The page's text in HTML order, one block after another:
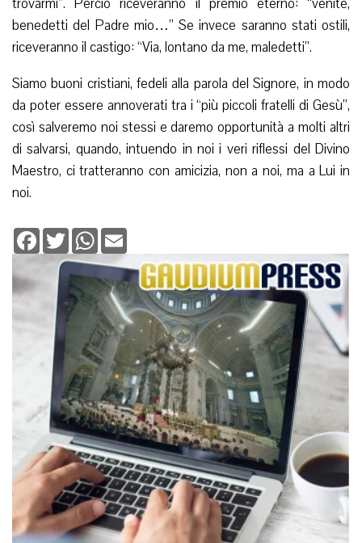
trovarmi”. Perciò riceveranno il premio eterno: “venite,
benedetti del Padre mio…” Se invece saranno stati ostili,
riceveranno il castigo: “Via, lontano da me, maledetti”.
Siamo buoni cristiani, fedeli alla parola del Signore, in modo
da poter essere annoverati tra i “più piccoli fratelli di Gesù”,
così salveremo noi stessi e daremo opportunità a molti altri
di salvarsi, quando, intuendo in noi i veri riflessi del Divino
Maestro, ci tratteranno con amicizia, non a noi, ma a Lui in
noi.
Facebook
TwitterWhatsApp